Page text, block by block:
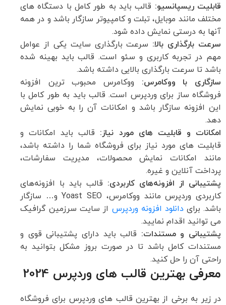
قابلیت ریسپانسیو: قالب باید به طور کامل با دستگاه های
مختلف مانند موبایل، تبلت و کامپیوتر سازگار باشد و در همه
آنها به درستی نمایش داده شود.
سرعت بارگذاری بالا: سرعت بارگذاری سایت یکی از عوامل
مهم در تجربه کاربری و سئو است. قالب باید بهینه شده
باشد تا سرعت بارگذاری بالایی داشته باشد.
سازگاری با ووکامرس: ووکامرس محبوب ترین افزونه
فروشگاه ساز برای وردپرس است. قالب باید به طور کامل با
این افزونه سازگار باشد و امکانات آن را به خوبی نمایش
دهد.
امکانات و قابلیت های مورد نیاز: قالب باید امکانات و
قابلیت های مورد نیاز برای فروشگاه شما را داشته باشد،
مانند امکانات نمایش محصولات، مدیریت سفارشات،
پرداخت آنلاین و غیره.
پشتیبانی از افزونه‌های کاربردی: قالب باید با افزونه‌های
کاربردی وردپرس مانند ووکامرس، Yoast SEO و… سازگار
باشد. برایدانلود افزونه وردپرس از سایت سرزمین گرافیک
می توانید اقدام نمایید.
پشتیبانی و مستندات: قالب باید دارای پشتیبانی قوی و
مستندات کامل باشد تا در صورت بروز مشکل بتوانید به
راحتی آن را حل کنید.
معرفی بهترین قالب های وردپرس 2024
در زیر به برخی از بهترین قالب های وردپرس برای فروشگاه